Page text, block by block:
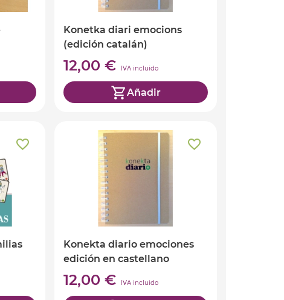
Konetka diari emocions
(edición catalán)
12,00 € IVA incluido
Añadir
Konekta diario emociones
edición en castellano
12,00 € IVA incluido